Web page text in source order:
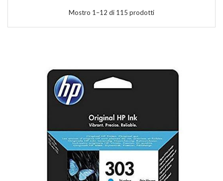
Mostro 1–12 di 115 prodotti